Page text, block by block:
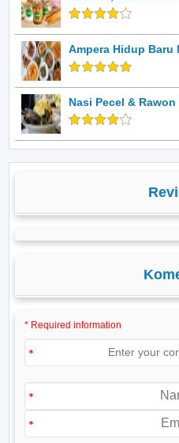
Ampera Hidup Baru
Nasi Pecel &
* Required information